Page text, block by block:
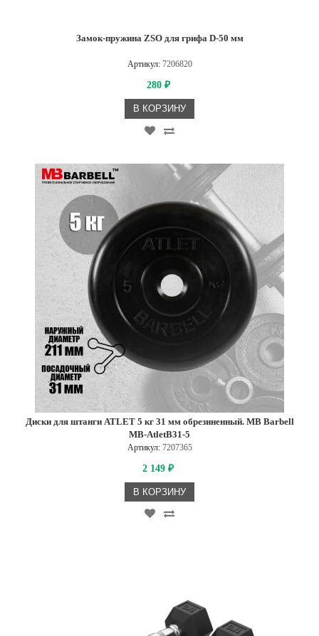
Замок-пружина ZSO для грифа D-50 мм
Артикул: 7206820
280 ₽
В КОРЗИНУ
Диски для штанги ATLET 5 кг 31 мм обрезиненный. MB Barbell
MB-AtletB31-5
Артикул: 7207365
2 149 ₽
В КОРЗИНУ